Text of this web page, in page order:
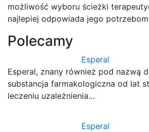
możliwość wyboru ścieżki
najlepiej odpowiada jego
Polecamy
Esperal
Esperal, znany również pod nazwą
substancja farmakologiczna od lat
leczeniu uzależnienia…
Esperal